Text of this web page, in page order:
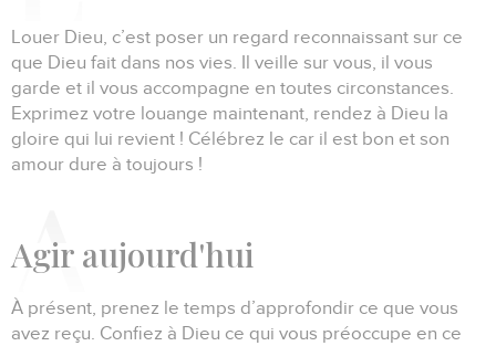
Louer Dieu, c’est poser un regard reconnaissant sur ce
que Dieu fait dans nos vies. Il veille sur vous, il vous
garde et il vous accompagne en toutes circonstances.
Exprimez votre louange maintenant, rendez à Dieu la
gloire qui lui revient ! Célébrez le car il est bon et son
amour dure à toujours !
Agir aujourd'hui
À présent, prenez le temps d’approfondir ce que vous
avez reçu. Confiez à Dieu ce qui vous préoccupe en ce